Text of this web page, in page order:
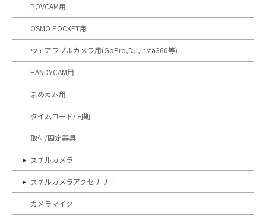
POVCAM用
OSMO POCKET用
ウェアラブルカメラ用(GoPro,DJI,Insta360等)
HANDYCAM用
まめカム用
タイムコード/同期
取付/固定器具
スチルカメラ
スチルカメラアクセサリー
カメラマイク